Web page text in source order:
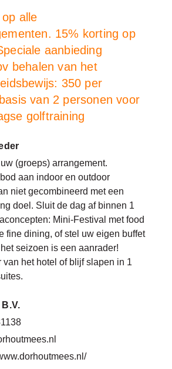
alle
15% korting op
aanbieding
behalen van het
350 per
van 2 personen voor
golftraining
(groeps) arrangement.
aan indoor en outdoor
niet gecombineerd met een
doel. Sluit de dag af binnen 1
Mini-Festival met food
fine dining, of stel uw eigen buffet
seizoen is een aanrader!
van het hotel of blijf slapen in 1